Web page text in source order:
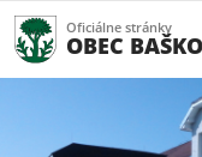
Oficiálne stránky
OBEC